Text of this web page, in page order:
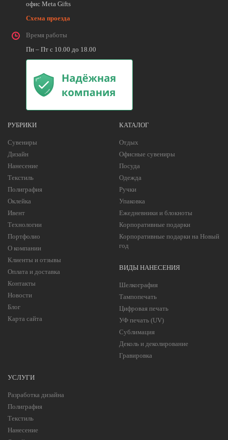
офис Meta Gifts
Схема проезда
Время работы
Пн – Пт с 10.00 до 18.00
РУБРИКИ
Сувениры
Дизайн
Нанесение
Текстиль
Полиграфия
Оклейка
Ивент
Технологии
Портфолио
О компании
Клиенты и отзывы
Оплата и доставка
Контакты
Новости
Блог
Карта сайта
КАТАЛОГ
Отдых
Офисные сувениры
Посуда
Одежда
Ручки
Упаковка
Ежедневники и блокноты
Корпоративные подарки
Корпоративные подарки на Новый
год
ВИДЫ НАНЕСЕНИЯ
Шелкография
Тампопечать
Цифровая печать
УФ печать (UV)
Сублимация
Деколь и деколирование
Гравировка
УСЛУГИ
Разработка дизайна
Полиграфия
Текстиль
Нанесение